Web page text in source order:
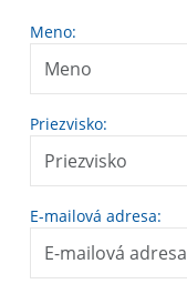
Meno:
Priezvisko:
E-mailová adresa: